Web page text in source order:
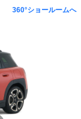
360°ショールームへ